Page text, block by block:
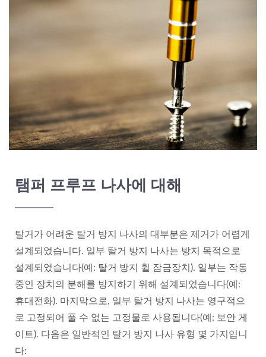
탬퍼 프루프 나사에 대해
탈거가 어려운 탈거 방지 나사의 대부분은 제거가 어렵게
설계되었습니다. 일부 탈거 방지 나사는 방지 목적으로
설계되었습니다(예: 탈거 방지 휠 잠금장치). 일부는 작동
중인 장치의 분해를 방지하기 위해 설계되었습니다(예:
휴대전화). 마지막으로, 일부 탈거 방지 나사는 영구적으
로 고정되어 풀 수 없는 고정물로 사용됩니다(예: 보안 게
이트). 다음은 일반적인 탈거 방지 나사 유형 몇 가지입니
다: